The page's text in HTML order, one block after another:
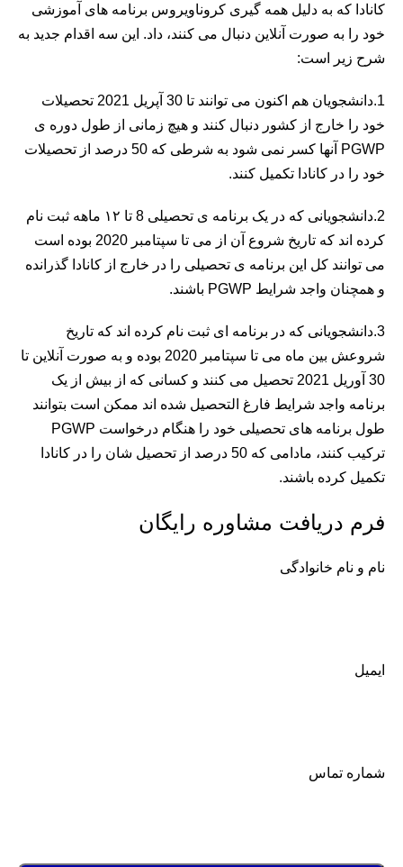
کانادا که به دلیل همه گیری کروناویروس برنامه های آموزشی
خود را به صورت آنلاین دنبال می کنند، داد. این سه اقدام جدید به
شرح زیر است:
1.دانشجویان هم اکنون می توانند تا 30 آپریل 2021 تحصیلات
خود را خارج از کشور دنبال کنند و هیچ زمانی از طول دوره ی
PGWP آنها کسر نمی شود به شرطی که 50 درصد از تحصیلات
خود را در کانادا تکمیل کنند.
2.دانشجویانی که در یک برنامه ی تحصیلی 8 تا ۱۲ ماهه ثبت نام
کرده اند که تاریخ شروع آن از می تا سپتامبر 2020 بوده است
می توانند کل این برنامه ی تحصیلی را در خارج از کانادا گذرانده
و همچنان واجد شرایط PGWP باشند.
3.دانشجویانی که در برنامه ای ثبت نام کرده اند که تاریخ
شروعش بین ماه می تا سپتامبر 2020 بوده و به صورت آنلاین تا
30 آوریل 2021 تحصیل می کنند و کسانی که از بیش از یک
برنامه واجد شرایط فارغ التحصیل شده اند ممکن است بتوانند
طول برنامه های تحصیلی خود را هنگام درخواست PGWP
ترکیب کنند، مادامی که 50 درصد از تحصیل شان را در کانادا
تکمیل کرده باشند.
فرم دریافت مشاوره رایگان
نام و نام خانوادگی
ایمیل
شماره تماس